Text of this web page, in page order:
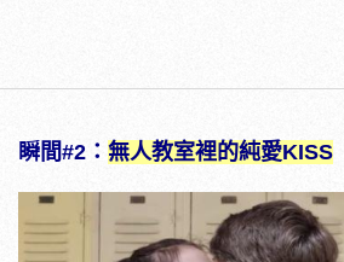
瞬間#2： 無人教室裡的純愛KISS